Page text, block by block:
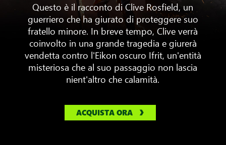
Questo è il racconto di Clive Rosfield, un
guerriero che ha giurato di proteggere suo
fratello minore. In breve tempo, Clive verrà
coinvolto in una grande tragedia e giurerà
vendetta contro l'Eikon oscuro Ifrit, un'entità
misteriosa che al suo passaggio non lascia
nient'altro che calamità.
ACQUISTA ORA